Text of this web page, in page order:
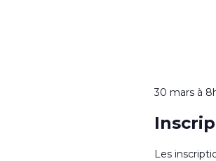
30 mars à
Les